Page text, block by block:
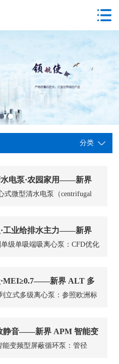
分类
水电泵·农园家用——新界
水电泵
式微型清水电泵（centrifugal
菜大棚供水、养殖业给排水与
·工业给排水主力——新界
级单吸端吸离心泵：CFD优化
山城市给排水、空调、消防、
·MEI≥0.7——新界 ALT 多
立式多级离心泵：参照欧洲标
用增压供水、水处理、工业增
静音——新界 APM 智能变
能变频型屏蔽循环泵：管径